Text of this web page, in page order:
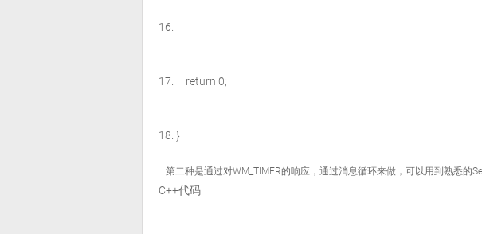
return 0;
}
第二种是通过对WM_TIMER的响应，通过消息循环来做，可以用到熟悉的
C++代码